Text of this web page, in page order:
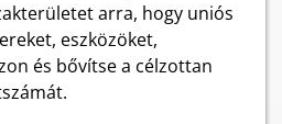
arra, hogy uniós
eszközöket,
és bővítse a célzottan